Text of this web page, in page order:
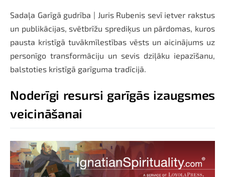
Sadaļa Garīgā gudrība | Juris Rubenis sevī ietver rakstus
un publikācijas, svētbrīžu sprediķus un pārdomas, kuros
pausta kristīgā tuvākmīlestības vēsts un aicinājums uz
personīgo transformāciju un sevis dziļāku iepazīšanu,
balstoties kristīgā garīguma tradīcijā.
Noderīgi resursi garīgās izaugsmes
veicināšanai